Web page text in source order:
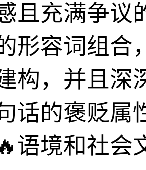
且充满争议
形容词组合
构，并且深
话的褒贬属
语境和社会